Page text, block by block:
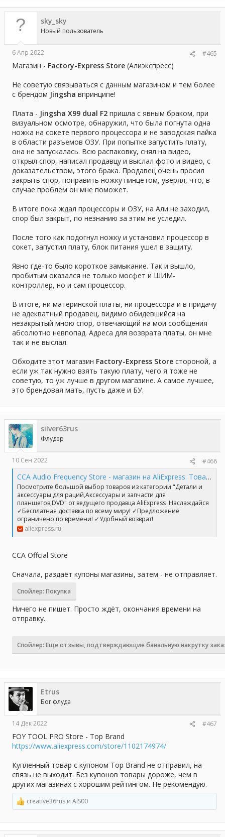
sky_sky
Новый пользователь
6 Апр 2022 #465
Магазин - Factory-Express Store (Алиэкспресс)
Не советую связываться с данным магазином и тем более
с брендом Jingsha впринципе!
Плата - Jingsha X99 dual F2 пришла с явным браком, при
визуальном осмотре, обнаружил, что была погнута одна
ножка на сокете первого процессора и не заводская пайка
в области разъемов ОЗУ. При попытке запустить плату,
она не запускалась. Всю распаковку, снял на видео,
открыл спор, написал продавцу и выслал фото и видео, с
доказательством, этого брака. Продавец очень просил
закрыть спор, поправить ножку пинцетом, уверял, что, в
случае проблем он мне поможет.
В итоге пока ждал процессоры и ОЗУ, на Али не заходил,
спор был закрыт, по незнанию за этим не уследил.
После того как подогнул ножку и установил процессор в
сокет, запустил плату, блок питания ушел в защиту.
Явно где-то было короткое замыкание. Так и вышло,
пробитым оказался не только мосфет и ШИМ-
контроллер, но и сам процессор.
В итоге, ни материнской платы, ни процессора и в придачу
не адекватный продавец, видимо обидевшийся на
незакрытый мною спор, отвечающий на мои сообщения
абсолютно невпопад. Адреса для возврата платы, он мне
так и не выслал.
Обходите этот магазин Factory-Express Store стороной, а
если уж так нужно взять такую плату, чего я тоже не
советую, то уж лучше в другом магазине. А самое лучшее,
это брендовая мать, пусть даже и БУ.
silver63rus
Флудер
10 Сен 2022 #466
CCA Audio Frequency Store - магазин на AliExpress. Товары со скидками
Посмотрите большой выбор товаров из категории "Детали и
аксессуары для раций,Аксессуары и запчасти для
планшетов,DVD" от ведущего продавца AliExpress .Наслаждайся
✓Бесплатная доставка по всему миру! ✓Предложение
ограничено по времени! ✓Удобный возврат!
aliexpress.ru
CCA Offcial Store
Сначала, раздаёт купоны магазины, затем - не отправляет.
Спойлер: Покупка
Ничего не пишет. Просто ждёт, окончания времени на
отправку.
Спойлер: Ещё отзывы, подтверждающие банальную накрутку
Etrus
Бог флуда
14 Дек 2022 #467
FOY TOOL PRO Store - Top Brand
https://www.aliexpress.com/store/1102174974/
Купленный товар с купоном Top Brand не отправил, на
связь не выходит. Без купонов товары дороже, чем в
других магазинах с хорошим рейтингом. Не рекомендую.
Р
е
а
к
creative36rus и AlS00